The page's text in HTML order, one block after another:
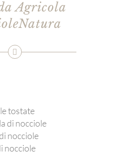
Agricola
tostate
di nocciole
nocciole
nocciole